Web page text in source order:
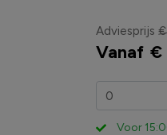
Adviesprijs
Vanaf €
Voor